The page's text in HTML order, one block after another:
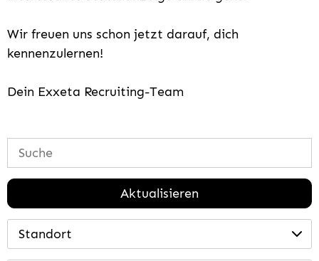
Wir freuen uns schon jetzt darauf, dich
kennenzulernen!
Dein Exxeta Recruiting-Team
Aktualisieren
Standort